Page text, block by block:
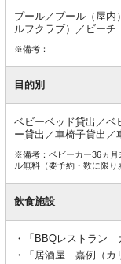
プール／プール（屋内
ルフクラブ）／ビーチ
※備考：
目的別
ベビーベッド貸出／ベ
ー貸出／車椅子貸出／
※備考：ベビーカー36ヵ
ル無料（要予約・数に限り
飲食施設
「BBQレストラ
「居酒屋 嘉例（